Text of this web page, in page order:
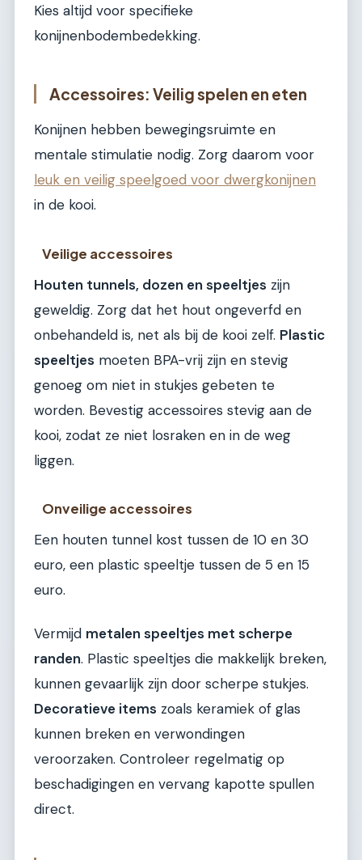
Kies altijd voor specifieke
konijnenbodembedekking.
Accessoires: Veilig spelen en eten
Konijnen hebben bewegingsruimte en
mentale stimulatie nodig. Zorg daarom voor
leuk en veilig speelgoed voor dwergkonijnen
in de kooi.
Veilige accessoires
Houten tunnels, dozen en speeltjes zijn
geweldig. Zorg dat het hout ongeverfd en
onbehandeld is, net als bij de kooi zelf. Plastic
speeltjes moeten BPA-vrij zijn en stevig
genoeg om niet in stukjes gebeten te
worden. Bevestig accessoires stevig aan de
kooi, zodat ze niet losraken en in de weg
liggen.
Onveilige accessoires
Een houten tunnel kost tussen de 10 en 30
euro, een plastic speeltje tussen de 5 en 15
euro.
Vermijd metalen speeltjes met scherpe
randen. Plastic speeltjes die makkelijk breken,
kunnen gevaarlijk zijn door scherpe stukjes.
Decoratieve items zoals keramiek of glas
kunnen breken en verwondingen
veroorzaken. Controleer regelmatig op
beschadigingen en vervang kapotte spullen
direct.